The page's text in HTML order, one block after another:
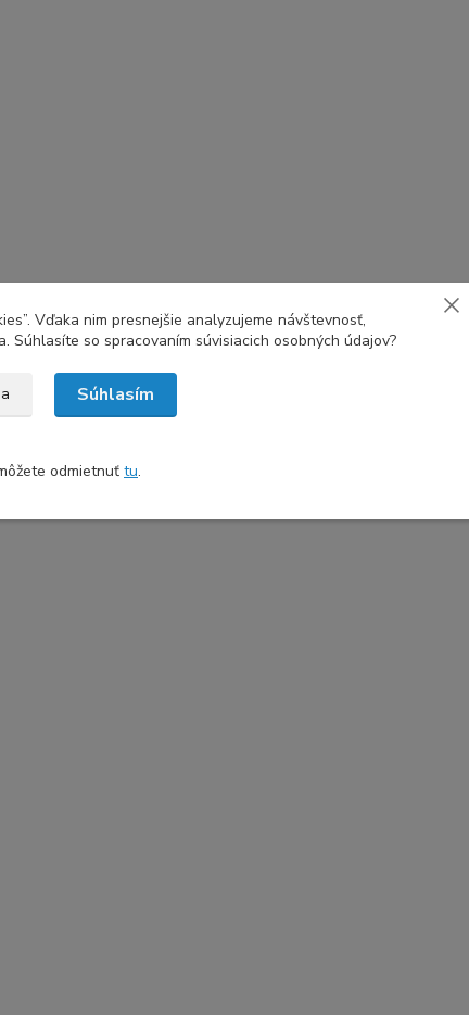
Vďaka nim presnejšie analyzujeme návštevnosť,
Súhlasíte so spracovaním súvisiacich osobných údajov?
Súhlasím
odmietnuť tu.